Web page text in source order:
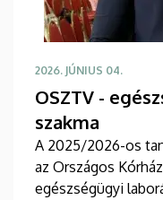
2026. JÚNIUS 04.
OSZTV -
szakma
A 2025/2026-os
az Országos
egészségügyi